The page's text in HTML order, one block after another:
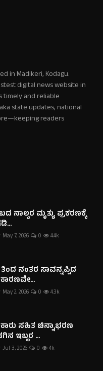
in Madikeri, Kodagu.
digital news website in
timely and reliable
state updates, national
readers
ನಾಲ್ವರ ಮೃತ್ಯು ಪ್ರಕರಣಕ್ಕೆ
May 7, 2026 0 4.4k
ತಿಂದ ನಂತರ ಸಾವನ್ನಪ್ಪಿದ
May 2, 2026 0 4.3k
ಕಾರು ಸಹಿತ ಚಿನ್ನಾಭರಣ
ಇಬ್ಬರ ...
Jul 3, 2026 0 4k